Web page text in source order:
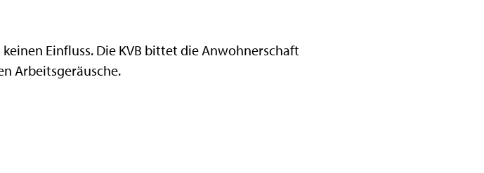
Einfluss. Die KVB bittet die Anwohnerschaft
Arbeitsgeräusche.